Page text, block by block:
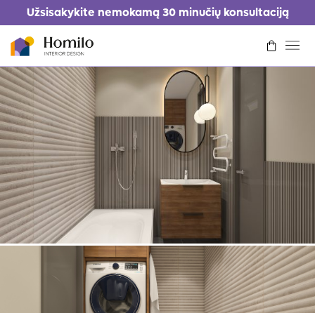
Užsisakykite nemokamą 30 minučių konsultaciją
Kaip tai veikia
Kainoraštis
Portfolio
Kontaktai
Prisijungti/Registruotis